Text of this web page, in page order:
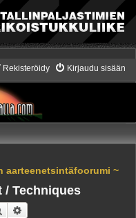
Kirjaudu sisään
Rekisteröidy
aarteenetsintäfoorumi ~
/ Techniques
Etsi